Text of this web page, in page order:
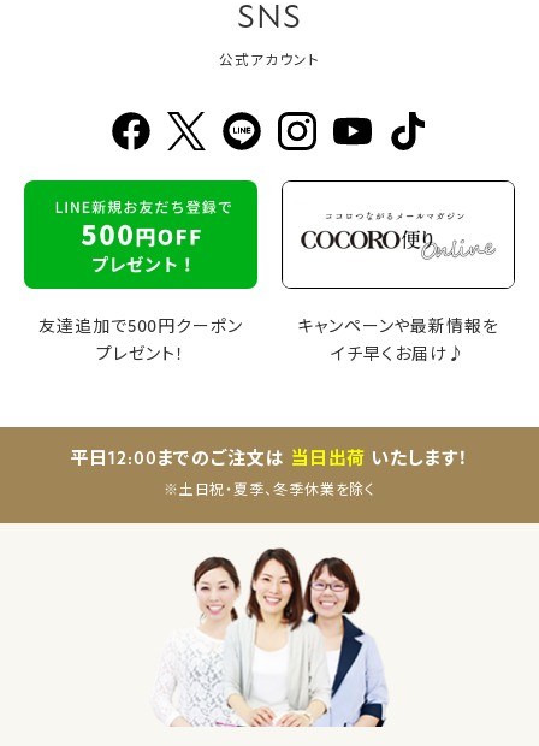
SNS
公式アカウント
友達追加で500円クーポン
プレゼント！
キャンペーンや最新情報を
イチ早くお届け♪
平日12:00までのご注文は 当日出荷 いたします！
※土日祝・夏季、冬季休業を除く